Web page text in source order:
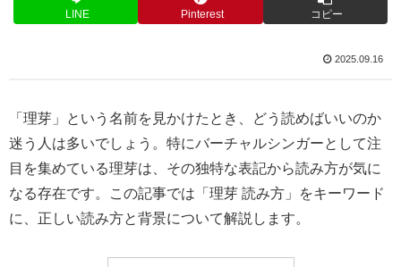
LINE Pinterest コピー
2025.09.16
「理芽」という名前を見かけたとき、どう読めばいいのか
迷う人は多いでしょう。特にバーチャルシンガーとして注
目を集めている理芽は、その独特な表記から読み方が気に
なる存在です。この記事では「理芽 読み方」をキーワード
に、正しい読み方と背景について解説します。